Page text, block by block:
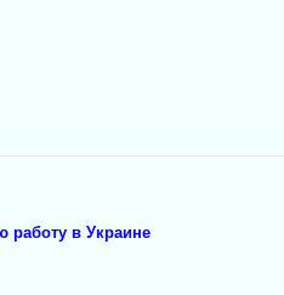
работу в Украине